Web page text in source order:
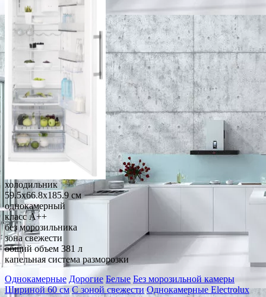
холодильник
59.5x66.8x185.9 см
однокамерный
класс A++
без морозильника
зона свежести
общий объем 381 л
капельная система разморозки
Однокамерные Дорогие Белые Без морозильной камеры
Шириной 60 см С зоной свежести Однокамерные Electrolux